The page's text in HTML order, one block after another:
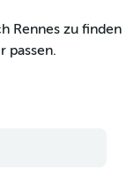
Rennes zu finden
passen.